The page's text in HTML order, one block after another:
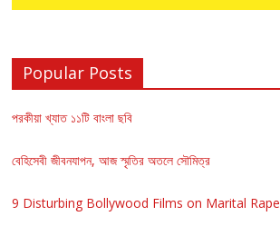
Popular Posts
পরকীয়া খ্যাত ১১টি বাংলা ছবি
বেহিসেবী জীবনযাপন, আজ স্মৃতির অতলে সৌমিত্র
9 Disturbing Bollywood Films on Marital Rape